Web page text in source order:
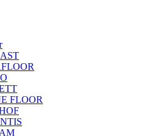
FLOOR